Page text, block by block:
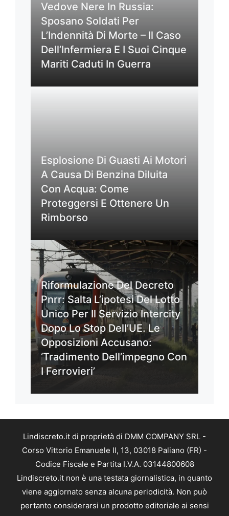
Vedove Nere In Russia:
Sposano Soldati Per
L’Indennità Di Morte – Il Caso
Dell’Infermiera E I Suoi Cinque
Mariti Caduti In Guerra
Esplosione Di Guasti Ai Motori
A Causa Di Benzina Diluita
Con Acqua: Come
Proteggersi E Ottenere Un
Rimborso
Riformulazione Del Decreto
Pnrr: Salta L’ipotesi Del Lotto
Unico Per Il Servizio Intercity
Dopo Lo Stop Dell’UE. Le
Opposizioni Accusano:
‘Tradimento Dell’impegno Con
I Ferrovieri’
Lindiscreto.it di proprietà di DMM COMPANY SRL -
Corso Vittorio Emanuele II, 13, 03018 Paliano (FR) -
Codice Fiscale e Partita I.V.A. 03144800608
Lindiscreto.it non è una testata giornalistica, in quanto
viene aggiornato senza alcuna periodicità. Non può
pertanto considerarsi un prodotto editoriale ai sensi